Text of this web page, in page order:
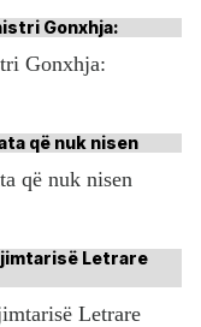
Gonxhja:
që nuk nisen
Letrare